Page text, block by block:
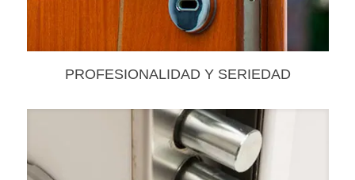
PROFESIONALIDAD Y SERIEDAD